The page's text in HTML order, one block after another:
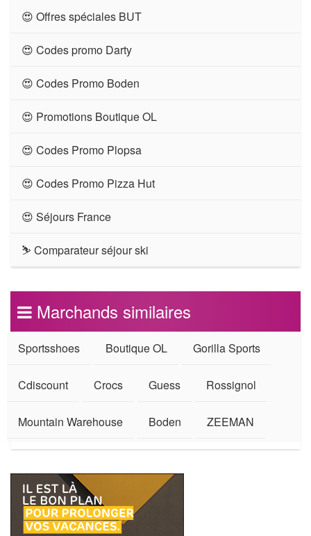
😍 Offres spéciales BUT
😍 Codes promo Darty
😍 Codes Promo Boden
😍 Promotions Boutique OL
😍 Codes Promo Plopsa
😍 Codes Promo Pizza Hut
😍 Séjours France
⛷ Comparateur séjour ski
Marchands similaires
Sportsshoes Boutique OL Gorilla Sports
Cdiscount Crocs Guess Rossignol
Mountain Warehouse Boden ZEEMAN